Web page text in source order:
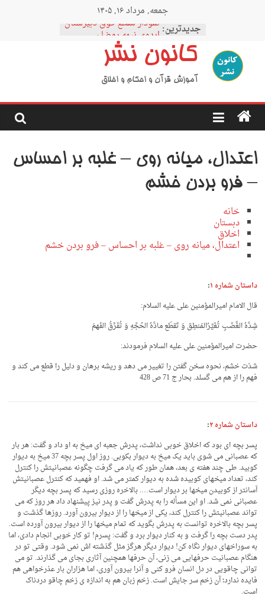
جمعه, مرداد ۱۶, ۱۴۰۵
جدیدترین: نمودار مقطع فوق دبیرستان
اردوی نیمه رمضان
اردوی نیمه شعبان
اردوی غدیر
اردوی محرم
کانون نشر
آموزش قرآن و احکام و اخلاق
اعتدال، میانه روی – غلبه بر احساس
– فرو بردن خشم
خانه
دبستان
اخلاق
اعتدال، میانه روی – غلبه بر احساس – فرو بردن خشم
داستان شماره ۱ :
قال الامام امیرالمؤمنین علی علیه السلام:
شِدَّهُ الغََضَبِ تُغَیِّرُالمَنطِق وَ تَقطَع مادَّهُ الحُجَّهِ وَ تُفَرِّقُ الفَهمَ
حضرت امیرالمؤمنین علی علیه السلام فرمودند:
شدّت خشم، نحوه سخن گفتن را تغییر می دهد و ریشه برهان و دلیل را قطع می کند و
فهم را از هم می گسلد. بحار ج 71 ص 428
داستان شماره ۲ :
پسر بچه ای بود که اخلاق خوبی نداشت، پدرش جعبه ای میخ به او داد و گفت: هر بار
که عصبانی می شوی باید یک میخ به دیوار بکوبی. روز اول پسر بچه 37 میخ به دیوار
کوبید. طی چند هفته ی بعد، همان طور که یاد می گرفت چگونه عصبانیتش را کنترل
کند، تعداد میخهای کوبیده شده به دیوار کمتر می شد. او فهمید که کنترل عصبانیتش
آسانتر از کوبیدن میخها بر دیوار است…. بالاخره روزی رسید که پسر بچه دیگر
عصبانی نمی شد. او این مسأله را به پدرش گفت و پدر نیز پیشنهاد داد هر روز که می
تواند عصبانیتش را کنترل کند، یکی از میخها را از دیوار بیرون آورد. روزها گذشت و
پسر بچه بالاخره توانست به پدرش بگوید که تمام میخها را از دیوار بیرون آورده است.
پدر دست بچه را گرفت و به کنار دیوار برد و گفت: پسرم! تو کار خوبی انجام دادی، اما
به سوراخهای دیوار نگاه کن! دیوار دیگر هرگز مثل گذشته اش نمی شود. وقتی تو در
هنگام عصبانیت حرفهایی می زنی، آن حرفها همچنین آثاری بجای می گذارند. تو می
توانی چاقویی در دل انسان فرو کنی و آنرا بیرون آوری، اما هزاران بار عذرخواهی هم
فایده ندارد؛ آن زخم سر جایش است. زخم زبان هم به اندازه ی زخم چاقو دردناک
است.